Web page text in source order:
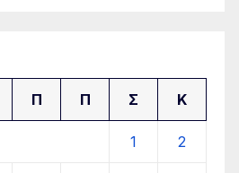
Π Π Σ Κ
1 2